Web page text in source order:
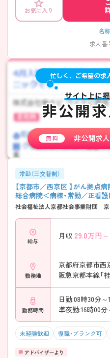
――――――――――――――― ■ 早
――――――――――――――― 無理な
です。 ・「週35時間勤務」で体力的
取得率も高く計画的にお休み可
――――――――――――――― 一人ひ
す。 ・既卒者にもプリセプターを配
――――――――――――――― ■ 幅広
――――――――――――――― 多様な
可能です。 ・急性期～在宅まで一貫
能を併せ持つ ・地域連携に深く関
師を目指せます
められる
かり整っています。 ・褥瘡ケアなど
会参加など外部研修も充実 → 実践
お気に入り
名
求人番
常勤（三交替制）
【京都市／西京区 】がん拠点
総合病院＜病棟・常勤／正看
社会福祉法人京都社会事業財団
給与
月収 29.0万円～
勤務地
京都府京都市西
阪急京都本線「
勤務時間
日勤:08時30分～
凖夜勤:16時00分
未経験歓迎 復職・ブランク可